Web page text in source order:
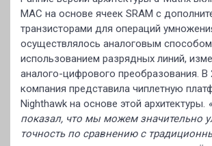
MAC на основе ячеек SRAM с
транзисторами для операций
осуществлялось аналоговым
использованием разрядных линий,
аналого-цифрового преобразования. В
компания представила чиплетную
Nighthawk на основе этой архитектуры.
показал, что мы можем значительно
точность по сравнению с